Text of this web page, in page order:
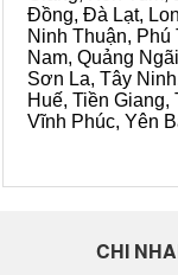
Đồng, Đà Lạt,
Ninh Thuận, Phú
Nam, Quảng
Sơn La, Tây
Huế, Tiền Giang,
Vĩnh Phúc, Yên
CHI